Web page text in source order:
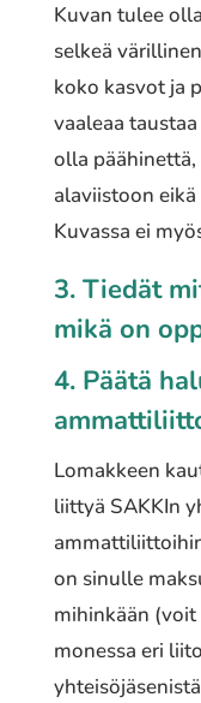
Kuvan tulee
selkeä
koko kasvot ja
vaaleaa
olla
alaviistoon
Kuvassa ei
3. Tiedät
mikä on
4. Päätä
Lomakkeen
liittyä SAKKIn
on sinulle
mihinkään
monessa eri